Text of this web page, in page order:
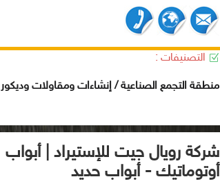
التصنيفات :
منطقة التجمع الصناعية / إنشاءات ومقاولات وديكور
شركة رويال جيت للإستيراد | أبواب
أوتوماتيك - أبواب حديد